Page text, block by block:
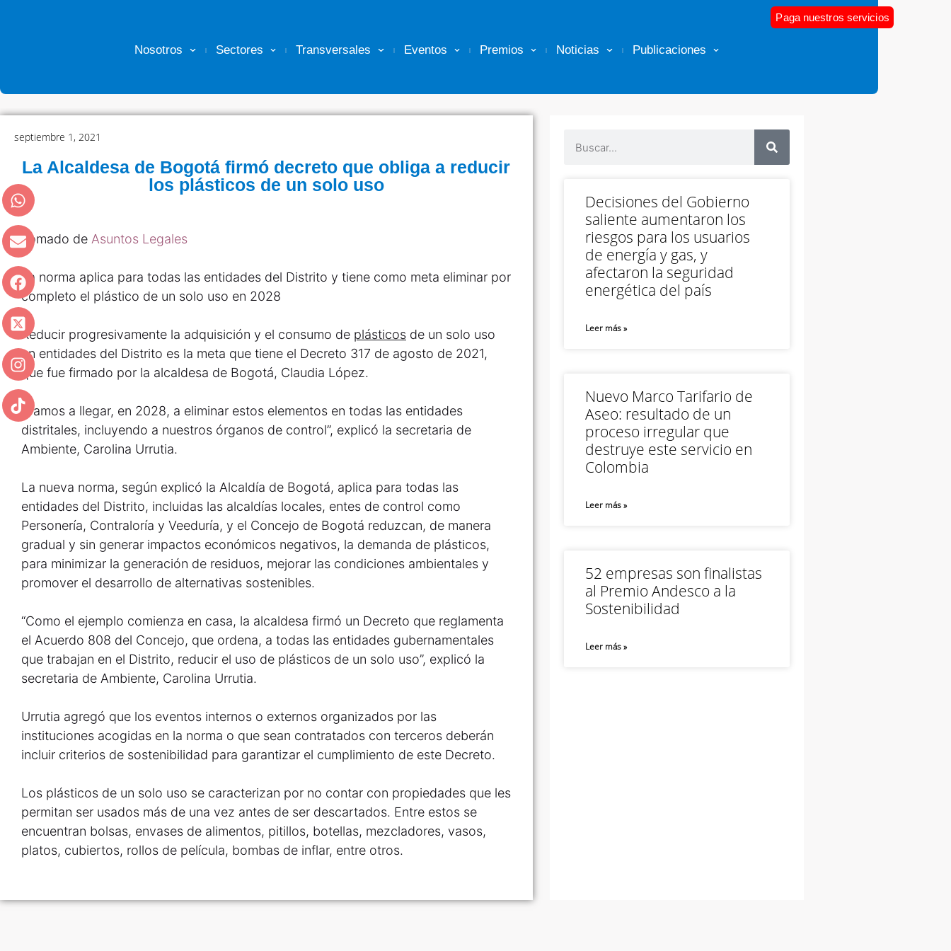
Nosotros Sectores Transversales Eventos Premios Noticias Publicaciones
Paga nuestros servicios
septiembre 1, 2021
La Alcaldesa de Bogotá firmó decreto que obliga a reducir
los plásticos de un solo uso
Tomado de Asuntos Legales
La norma aplica para todas las entidades del Distrito y tiene como meta eliminar por
completo el plástico de un solo uso en 2028
Reducir progresivamente la adquisición y el consumo de plásticos de un solo uso
en entidades del Distrito es la meta que tiene el Decreto 317 de agosto de 2021,
que fue firmado por la alcaldesa de Bogotá, Claudia López.
“Vamos a llegar, en 2028, a eliminar estos elementos en todas las entidades
distritales, incluyendo a nuestros órganos de control”, explicó la secretaria de
Ambiente, Carolina Urrutia.
La nueva norma, según explicó la Alcaldía de Bogotá, aplica para todas las
entidades del Distrito, incluidas las alcaldías locales, entes de control como
Personería, Contraloría y Veeduría, y el Concejo de Bogotá reduzcan, de manera
gradual y sin generar impactos económicos negativos, la demanda de plásticos,
para minimizar la generación de residuos, mejorar las condiciones ambientales y
promover el desarrollo de alternativas sostenibles.
“Como el ejemplo comienza en casa, la alcaldesa firmó un Decreto que reglamenta
el Acuerdo 808 del Concejo, que ordena, a todas las entidades gubernamentales
que trabajan en el Distrito, reducir el uso de plásticos de un solo uso”, explicó la
secretaria de Ambiente, Carolina Urrutia.
Urrutia agregó que los eventos internos o externos organizados por las
instituciones acogidas en la norma o que sean contratados con terceros deberán
incluir criterios de sostenibilidad para garantizar el cumplimiento de este Decreto.
Los plásticos de un solo uso se caracterizan por no contar con propiedades que les
permitan ser usados más de una vez antes de ser descartados. Entre estos se
encuentran bolsas, envases de alimentos, pitillos, botellas, mezcladores, vasos,
platos, cubiertos, rollos de película, bombas de inflar, entre otros.
Decisiones del Gobierno
saliente aumentaron los
riesgos para los usuarios
de energía y gas, y
afectaron la seguridad
energética del país
Leer más »
Nuevo Marco Tarifario de
Aseo: resultado de un
proceso irregular que
destruye este servicio en
Colombia
Leer más »
52 empresas son finalistas
al Premio Andesco a la
Sostenibilidad
Leer más »